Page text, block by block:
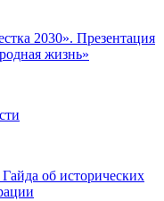
2030». Презентация
жизнь»
об исторических